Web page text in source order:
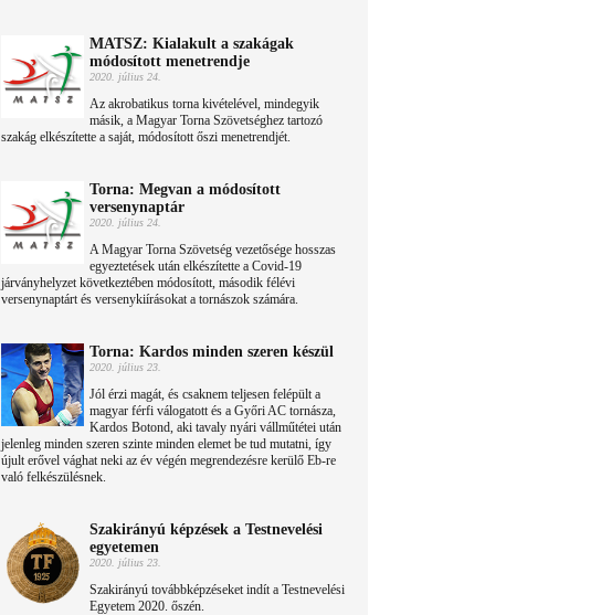
MATSZ: Kialakult a szakágak
módosított menetrendje
2020. július 24.
Az akrobatikus torna kivételével, mindegyik
másik, a Magyar Torna Szövetséghez tartozó
szakág elkészítette a saját, módosított őszi menetrendjét.
Torna: Megvan a módosított
versenynaptár
2020. július 24.
A Magyar Torna Szövetség vezetősége hosszas
egyeztetések után elkészítette a Covid-19
járványhelyzet következtében módosított, második félévi
versenynaptárt és versenykiírásokat a tornászok számára.
Torna: Kardos minden szeren készül
2020. július 23.
Jól érzi magát, és csaknem teljesen felépült a
magyar férfi válogatott és a Győri AC tornásza,
Kardos Botond, aki tavaly nyári vállműtétei után
jelenleg minden szeren szinte minden elemet be tud mutatni, így
újult erővel vághat neki az év végén megrendezésre kerülő Eb-re
való felkészülésnek.
Szakirányú képzések a Testnevelési
egyetemen
2020. július 23.
Szakirányú továbbképzéseket indít a Testnevelési
Egyetem 2020. őszén.